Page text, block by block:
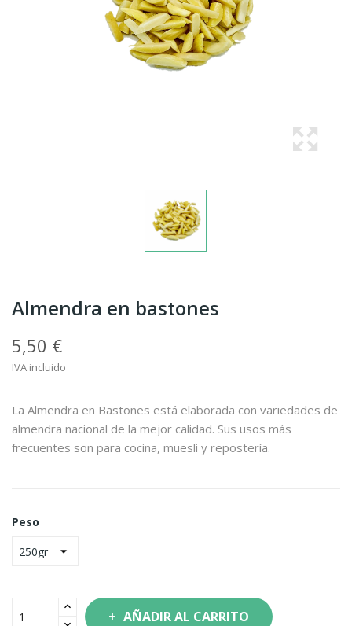
Almendra en bastones
5,50 €
IVA incluido
La Almendra en Bastones está elaborada con variedades de
almendra nacional de la mejor calidad. Sus usos más
frecuentes son para cocina, muesli y repostería.
Peso
AÑADIR AL CARRITO